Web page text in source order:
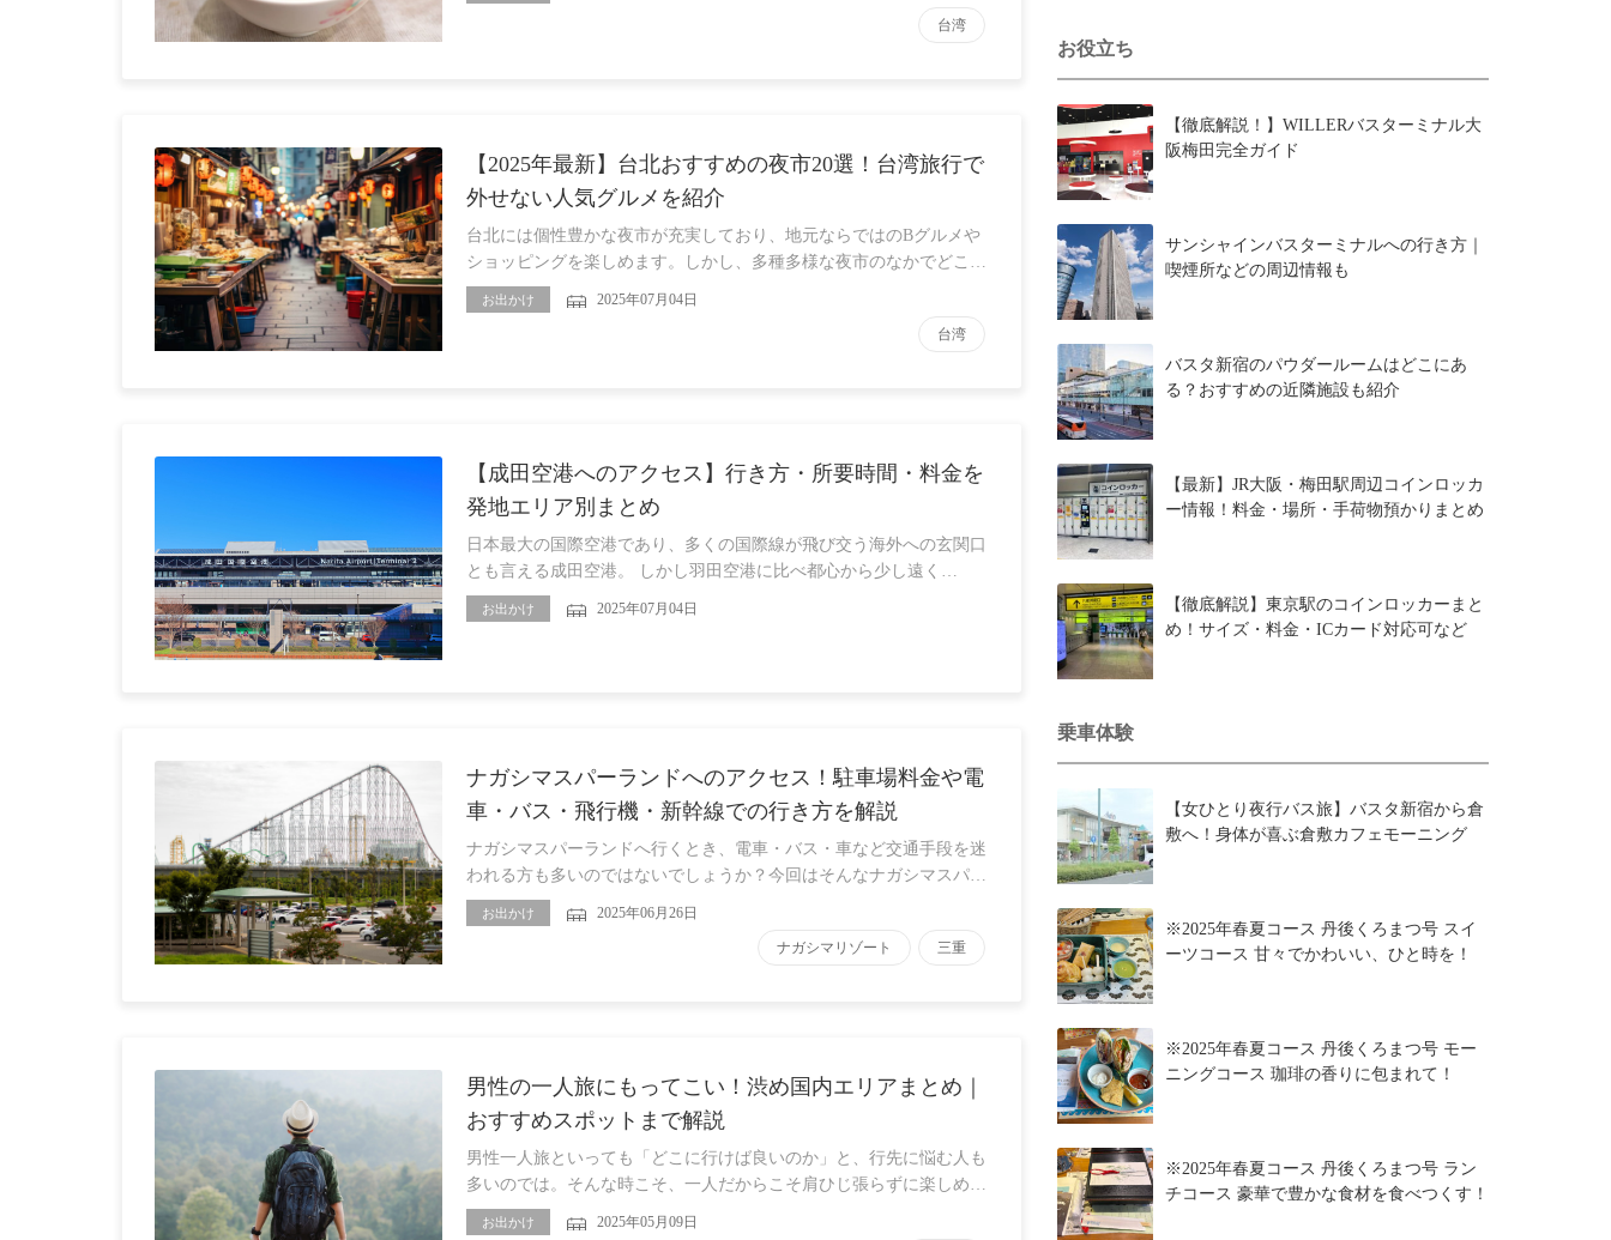
台湾
【2025年最新】台北おすすめの夜市20選！台湾旅行で
外せない人気グルメを紹介
台北には個性豊かな夜市が充実しており、地元ならではのBグルメや
ショッピングを楽しめます。しかし、多種多様な夜市のなかでどこ…
お出かけ 2025年07月04日
台湾
【成田空港へのアクセス】行き方・所要時間・料金を
発地エリア別まとめ
日本最大の国際空港であり、多くの国際線が飛び交う海外への玄関口
とも言える成田空港。 しかし羽田空港に比べ都心から少し遠く…
お出かけ 2025年07月04日
ナガシマスパーランドへのアクセス！駐車場料金や電
車・バス・飛行機・新幹線での行き方を解説
ナガシマスパーランドへ行くとき、電車・バス・車など交通手段を迷
われる方も多いのではないでしょうか？今回はそんなナガシマスパ…
お出かけ 2025年06月26日
ナガシマリゾート 三重
男性の一人旅にもってこい！渋め国内エリアまとめ｜
おすすめスポットまで解説
男性一人旅といっても「どこに行けば良いのか」と、行先に悩む人も
多いのでは。そんな時こそ、一人だからこそ肩ひじ張らずに楽しめ…
お出かけ 2025年05月09日
お役立ち
【徹底解説！】WILLERバスターミナル大
阪梅田完全ガイド
サンシャインバスターミナルへの行き方｜
喫煙所などの周辺情報も
バスタ新宿のパウダールームはどこにあ
る？おすすめの近隣施設も紹介
【最新】JR大阪・梅田駅周辺コインロッカ
ー情報！料金・場所・手荷物預かりまとめ
【徹底解説】東京駅のコインロッカーまと
め！サイズ・料金・ICカード対応可など
乗車体験
【女ひとり夜行バス旅】バスタ新宿から倉
敷へ！身体が喜ぶ倉敷カフェモーニング
※2025年春夏コース 丹後くろまつ号 スイ
ーツコース 甘々でかわいい、ひと時を！
※2025年春夏コース 丹後くろまつ号 モー
ニングコース 珈琲の香りに包まれて！
※2025年春夏コース 丹後くろまつ号 ラン
チコース 豪華で豊かな食材を食べつくす！